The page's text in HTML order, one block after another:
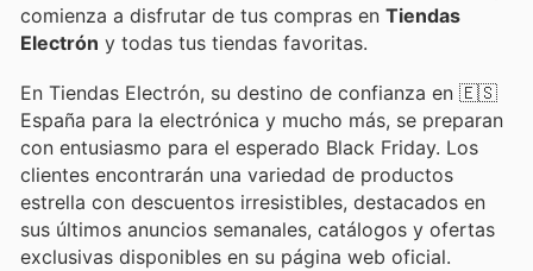
comienza a disfrutar de tus compras en Tiendas
Electrón y todas tus tiendas favoritas.
En Tiendas Electrón, su destino de confianza en 🇪🇸
España para la electrónica y mucho más, se preparan
con entusiasmo para el esperado Black Friday. Los
clientes encontrarán una variedad de productos
estrella con descuentos irresistibles, destacados en
sus últimos anuncios semanales, catálogos y ofertas
exclusivas disponibles en su página web oficial.